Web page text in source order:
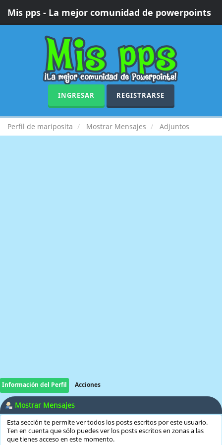
Mis pps - La mejor comunidad de powerpoints
INGRESAR REGISTRARSE
Perfil de mariposita Mostrar Mensajes Adjuntos
Información del Perfil Acciones
Mostrar Mensajes
Esta sección te permite ver todos los posts escritos por este usuario.
Ten en cuenta que sólo puedes ver los posts escritos en zonas a las
que tienes acceso en este momento.